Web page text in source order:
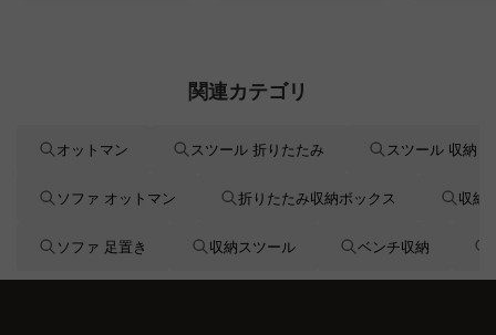
関連カテゴリ
オットマン スツール 折りたたみ スツール 収納
ソファ オットマン 折りたたみ収納ボックス 収納
ソファ 足置き 収納スツール ベンチ収納